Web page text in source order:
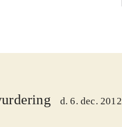
d. 6. dec. 2012